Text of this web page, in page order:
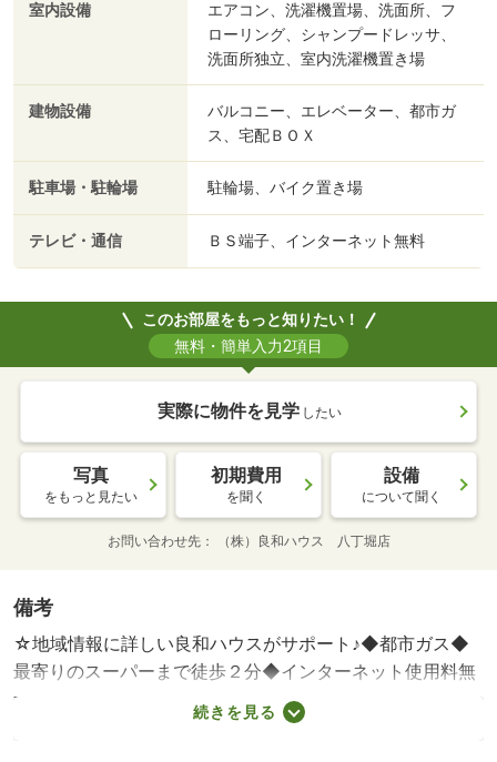
室内設備
エアコン、洗濯機置場、洗面所、フ
ローリング、シャンプードレッサ、
洗面所独立、室内洗濯機置き場
建物設備
バルコニー、エレベーター、都市ガ
ス、宅配ＢＯＸ
駐車場・駐輪場 駐輪場、バイク置き場
テレビ・通信 ＢＳ端子、インターネット無料
このお部屋をもっと知りたい！
無料・簡単入力2項目
実際に物件を見学 したい
写真
をもっと見たい
初期費用
を聞く
設備
について聞く
お問い合わせ先 （株）良和ハウス 八丁堀店
備考
☆地域情報に詳しい良和ハウスがサポート♪◆都市ガス◆
最寄りのスーパーまで徒歩２分◆インターネット使用料無
料◆モニタ付オートロックで来客の確認・賃貸保証等：加
入要（要確認）・維持費等：水道料２，９７０円／月・駐
続きを見る